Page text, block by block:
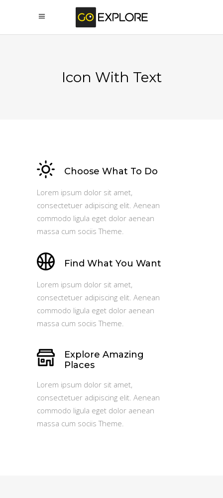
Icon With Text
Choose What To Do
Lorem ipsum dolor sit amet,
consectetuer adipiscing elit. Aenean
commodo ligula eget dolor aenean
massa cum sociis Theme.
Find What You Want
Lorem ipsum dolor sit amet,
consectetuer adipiscing elit. Aenean
commodo ligula eget dolor aenean
massa cum sociis Theme.
Explore Amazing
Places
Lorem ipsum dolor sit amet,
consectetuer adipiscing elit. Aenean
commodo ligula eget dolor aenean
massa cum sociis Theme.